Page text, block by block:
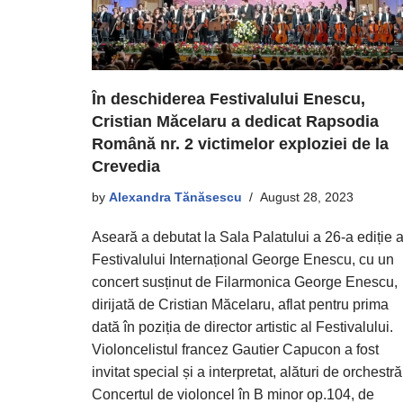
În deschiderea Festivalului Enescu,
Cristian Măcelaru a dedicat Rapsodia
Română nr. 2 victimelor exploziei de la
Crevedia
by Alexandra Tănăsescu August 28, 2023
Aseară a debutat la Sala Palatului a 26-a ediție a
Festivalului Internațional George Enescu, cu un
concert susținut de Filarmonica George Enescu,
dirijată de Cristian Măcelaru, aflat pentru prima
dată în poziția de director artistic al Festivalului.
Violoncelistul francez Gautier Capucon a fost
invitat special și a interpretat, alături de
Concertul de violoncel în B minor op.104, de